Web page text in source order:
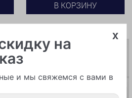
В КОРЗИНУ
x
на
и мы свяжемся с вами в